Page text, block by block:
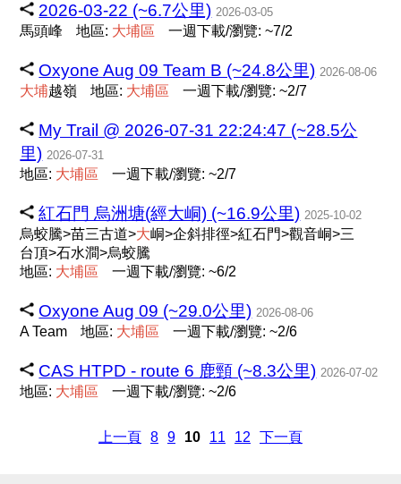
2026-03-22 (~6.7公里) 2026-03-05
馬頭峰 地區: 大埔區 一週下載/瀏覽: ~7/2
Oxyone Aug 09 Team B (~24.8公里) 2026-08-06
大埔越嶺 地區: 大埔區 一週下載/瀏覽: ~2/7
My Trail @ 2026-07-31 22:24:47 (~28.5公
里) 2026-07-31
地區: 大埔區 一週下載/瀏覽: ~2/7
紅石門 烏洲塘(經大峒) (~16.9公里) 2025-10-02
烏蛟騰>苗三古道>大峒>企斜排徑>紅石門>觀音峒>三
台頂>石水澗>烏蛟騰
地區: 大埔區 一週下載/瀏覽: ~6/2
Oxyone Aug 09 (~29.0公里) 2026-08-06
A Team 地區: 大埔區 一週下載/瀏覽: ~2/6
CAS HTPD - route 6 鹿頸 (~8.3公里) 2026-07-02
地區: 大埔區 一週下載/瀏覽: ~2/6
上一頁 8 9 10 11 12 下一頁